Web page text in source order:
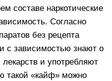
составе наркотические
Согласно
без рецепта
с зависимостью знают о
и употребляют
такой «кайф» можно